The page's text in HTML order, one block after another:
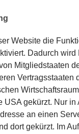
Website die
Dadurch wird
Mitgliedstaaten
Vertragsstaaten
USA gekürzt. Nur in
an einen
dort gekürzt. Im